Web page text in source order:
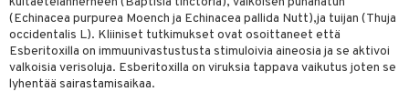
(Echinacea purpurea Moench ja Echinacea pallida Nutt),ja tuijan (Thuja
occidentalis L). Kliiniset tutkimukset ovat osoittaneet että
Esberitoxilla on immuunivastustusta stimuloivia aineosia ja se aktivoi
valkoisia verisoluja. Esberitoxilla on viruksia tappava vaikutus joten se
lyhentää sairastamisaikaa.
& vastauksia